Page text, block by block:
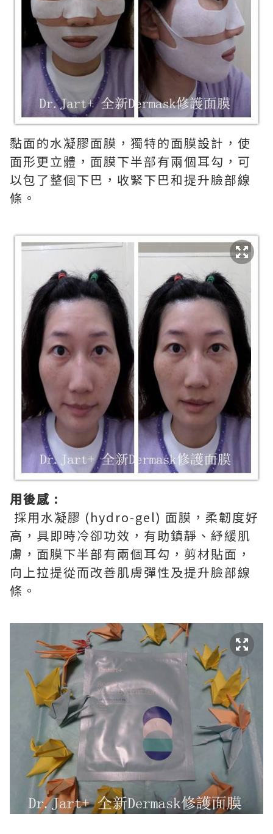
黏面的水凝膠面膜，獨特的面膜設計，使
面形更立體，面膜下半部有兩個耳勾，可
以包了整個下巴，收緊下巴和提升臉部線
條。
用後感 :
採用水凝膠 (hydro-gel) 面膜，柔韌度好
高，具即時冷卻功效，有助鎮靜、紓緩肌
膚，面膜下半部有兩個耳勾，剪材貼面，
向上拉提從而改善肌膚彈性及提升臉部線
條。